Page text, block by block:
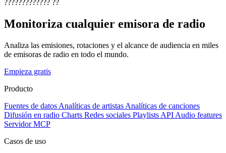
????????????? ??
Monitoriza cualquier emisora de radio
Analiza las emisiones, rotaciones y el alcance de audiencia en miles
de emisoras de radio en todo el mundo.
Empieza gratis
Producto
Fuentes de datos Analíticas de artistas Analíticas de canciones
Difusión en radio Charts Redes sociales Playlists API Audio features
Servidor MCP
Casos de uso